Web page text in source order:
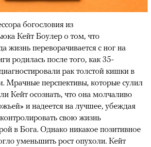
богословия из
Кейт Боулер о том, что
жизнь переворачивается с ног на
родилась после того, как 35-
рак толстой кишки в
Мрачные перспективы, которые сулил
Кейт осознать, что она молчаливо
и надеется на лучшее, убеждая
свою жизнь
в Бога. Однако никакое позитивное
уменьшить рост опухоли. Кейт